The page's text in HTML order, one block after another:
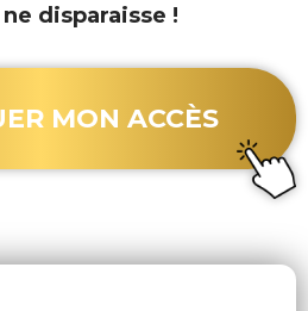
disparaisse !
MON ACCÈS